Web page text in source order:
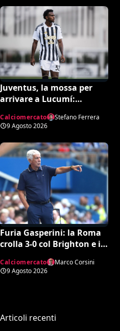
Juventus, la mossa per
arrivare a Lucumí:
Cabal come contropartita
Calciomercato
Stefano Ferrera
9 Agosto 2026
Furia Gasperini: la Roma
crolla 3-0 col Brighton e il
mercato
Calciomercato
Marco Corsini
9 Agosto 2026
Articoli recenti